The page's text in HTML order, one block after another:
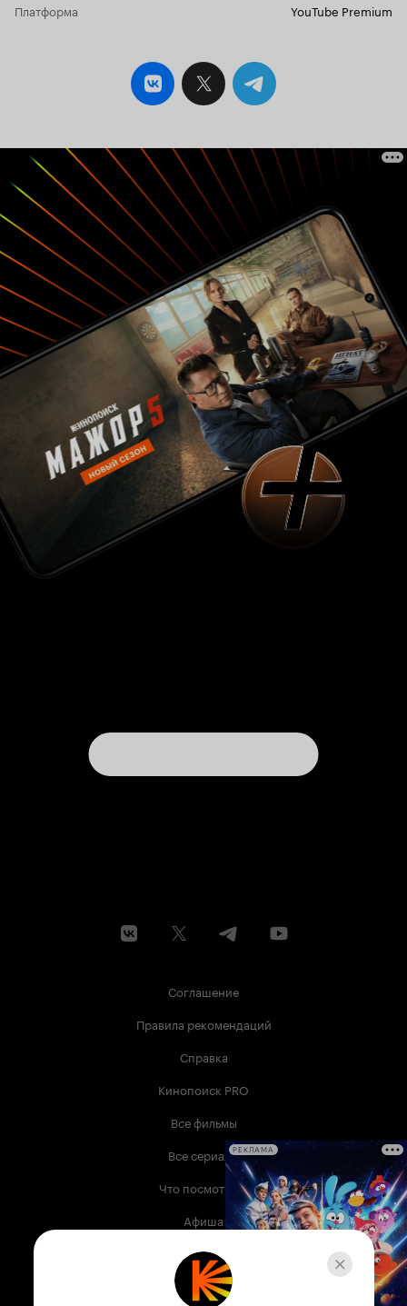
Платформа
YouTube Premium
Соглашение
Правила рекомендаций
Справка
Кинопоиск PRO
Все фильмы
Все сериалы
Что посмотреть
Афиша
Музыка
Телепрограмма
РЕКЛАМА